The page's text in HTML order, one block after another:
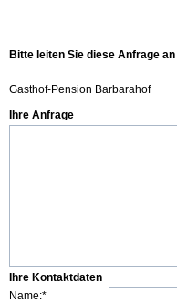
Bitte leiten Sie diese Anfrage
Gasthof-Pension Barbarahof
Ihre Anfrage
Ihre Kontaktdaten
Name:*